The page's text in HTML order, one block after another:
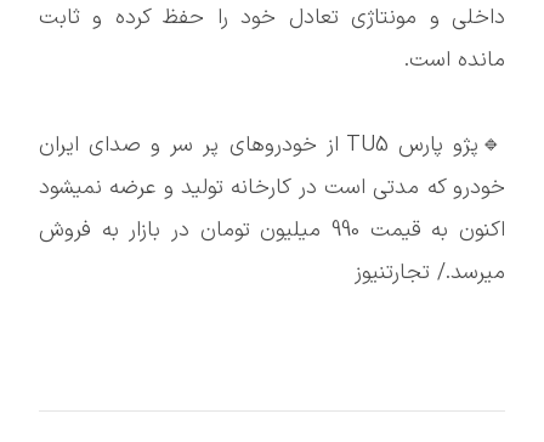
داخلی و مونتاژی تعادل خود را حفظ کرده و ثابت
مانده است.
🔹پژو پارس TU5 از خودروهای پر سر و صدای ایران
خودرو که مدتی است در کارخانه تولید و عرضه نمیشود
اکنون به قیمت 990 میلیون تومان در بازار به فروش
میرسد./ تجارتنیوز